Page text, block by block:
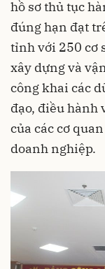
hồ sơ thủ tục
đúng hạn đạt
tỉnh với 250 cơ
xây dựng và
công khai các
đạo, điều hành
của các cơ
doanh nghiệp.